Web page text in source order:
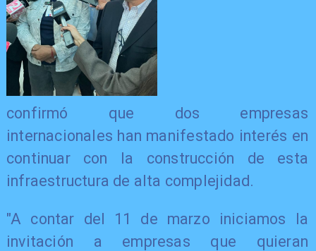
confirmó que dos empresas
internacionales han manifestado interés en
continuar con la construcción de esta
infraestructura de alta complejidad.
"A contar del 11 de marzo iniciamos la
invitación a empresas que quieran